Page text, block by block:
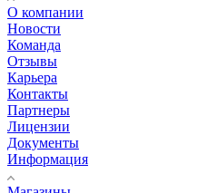
О компании
Новости
Команда
Отзывы
Карьера
Контакты
Партнеры
Лицензии
Документы
Информация